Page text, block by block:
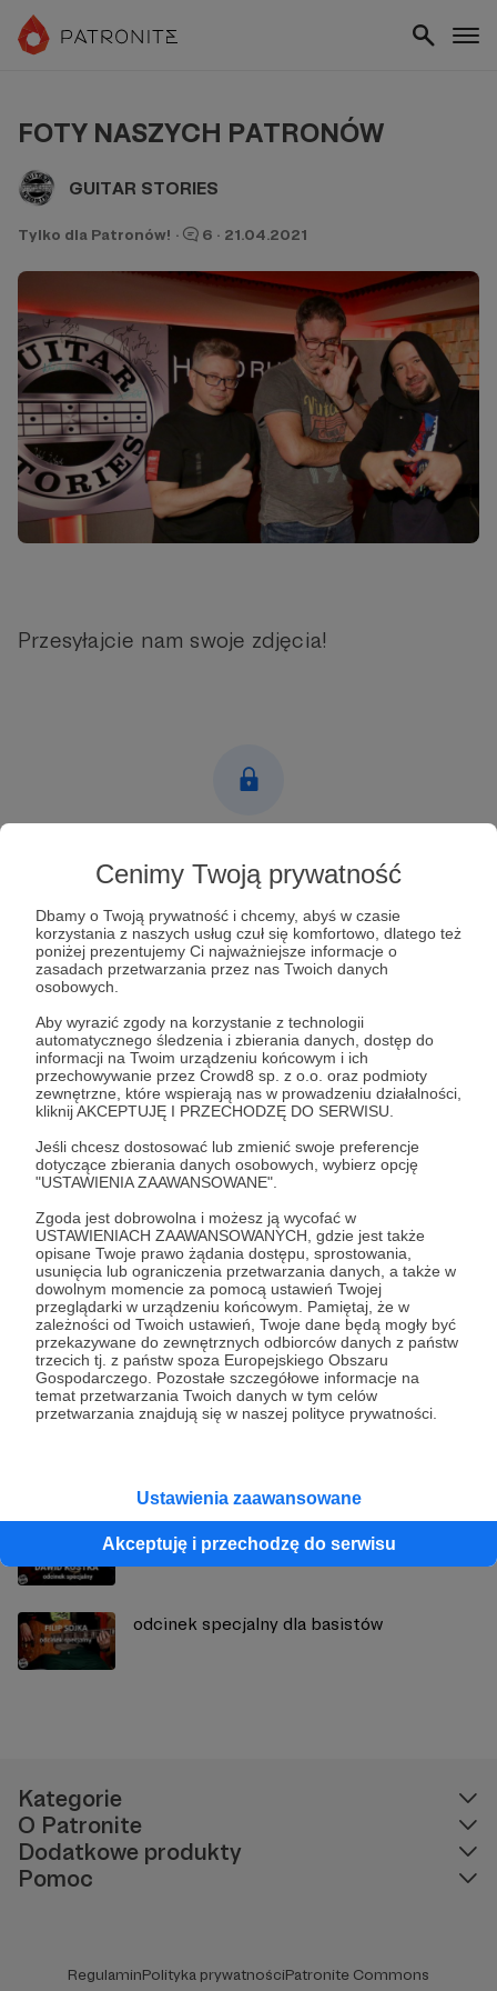
Cenimy Twoją prywatność
Dbamy o Twoją prywatność i chcemy, abyś w czasie
korzystania z naszych usług czuł się komfortowo, dlatego też
poniżej prezentujemy Ci najważniejsze informacje o
zasadach przetwarzania przez nas Twoich danych
osobowych.
Aby wyrazić zgody na korzystanie z technologii
automatycznego śledzenia i zbierania danych, dostęp do
informacji na Twoim urządzeniu końcowym i ich
przechowywanie przez Crowd8 sp. z o.o. oraz podmioty
zewnętrzne, które wspierają nas w prowadzeniu działalności,
kliknij AKCEPTUJĘ I PRZECHODZĘ DO SERWISU.
Jeśli chcesz dostosować lub zmienić swoje preferencje
dotyczące zbierania danych osobowych, wybierz opcję
"USTAWIENIA ZAAWANSOWANE".
Zgoda jest dobrowolna i możesz ją wycofać w
USTAWIENIACH ZAAWANSOWANYCH, gdzie jest także
opisane Twoje prawo żądania dostępu, sprostowania,
usunięcia lub ograniczenia przetwarzania danych, a także w
dowolnym momencie za pomocą ustawień Twojej
przeglądarki w urządzeniu końcowym. Pamiętaj, że w
zależności od Twoich ustawień, Twoje dane będą mogły być
przekazywane do zewnętrznych odbiorców danych z państw
trzecich tj. z państw spoza Europejskiego Obszaru
Gospodarczego. Pozostałe szczegółowe informacje na
temat przetwarzania Twoich danych w tym celów
przetwarzania znajdują się w naszej polityce prywatności.
Ustawienia zaawansowane
Akceptuję i przechodzę do serwisu
FOTY NASZYCH PATRONÓW
GUITAR STORIES
Tylko dla Patronów! · 6 · 21.04.2021
Przesyłajcie nam swoje zdjęcia!
Aby zobaczyć ten materiał musisz być zalogowany
Zostań Patronem
Udostępnij
GUITAR STORIES
Zobacz profil autora
Zobacz również
odcinek specjalny VIP
odcinek specjalny dla basistów
Kategorie
O Patronite
Dodatkowe produkty
Pomoc
RegulaminPolityka prywatnościPatronite Commons